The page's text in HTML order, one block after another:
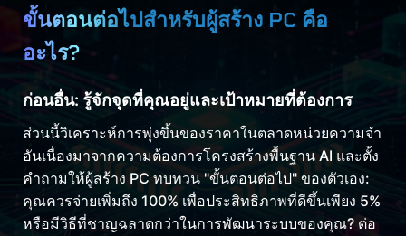
ขั้นตอนต่อไปสำหรับผู้สร้าง PC คือ
อะไร?
ก่อนอื่น: รู้จักจุดที่คุณอยู่และเป้าหมายที่ต้องการ
ส่วนนี้วิเคราะห์การพุ่งขึ้นของราคาในตลาดหน่วยความจำ
อันเนื่องมาจากความต้องการโครงสร้างพื้นฐาน AI และตั้ง
คำถามให้ผู้สร้าง PC ทบทวน "ขั้นตอนต่อไป" ของตัวเอง:
คุณควรจ่ายเพิ่มถึง 100% เพื่อประสิทธิภาพที่ดีขึ้นเพียง 5%
หรือมีวิธีที่ชาญฉลาดกว่าในการพัฒนาระบบของคุณ? ต่อ